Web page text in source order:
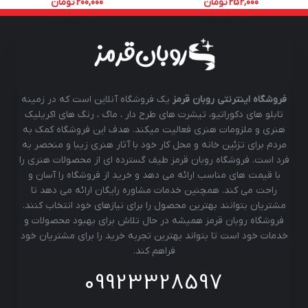
فروشگاه اینترنتی روبان قرمز یک فروشگاه آنلاین است که در زمینه
تابلو های دکوراتیو، تیشرت های طرح دار ، ماگ ، رنگ های اکریلیک
هنری و ملزومات هنری فعالیت میکند. هدف این فروشگاه کمک به
مردم برای تزئین خانه و محل کار خود با آثار هنری زیبا و منحصر به
فرد است. فروشگاه روبان قرمز طیف گسترده ای از محصولات هنری را
با قیمت های مناسب ارائه می دهد و خرید از فروشگاه را آسان و
راحت می کند. همچنین خدمات مشاوره رایگان ارائه می دهد تا
مشتریان بتوانند بهترین محصول را برای نیازهای خود انتخاب کنند.
فروشگاه روبان قرمز همیشه در حال تلاش برای بهبود محصولات و
خدمات خود است تا بتواند بهترین تجربه خرید را برای مشتریان خود
فراهم کند.
09923328597